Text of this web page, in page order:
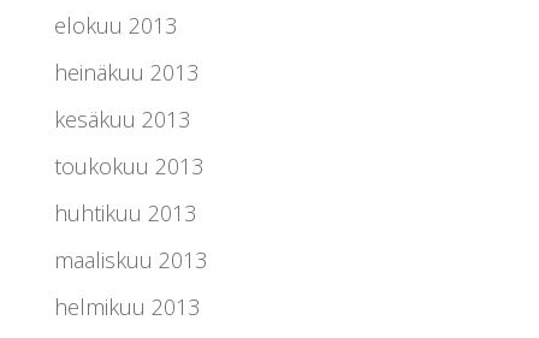
elokuu 2013
heinäkuu 2013
kesäkuu 2013
toukokuu 2013
huhtikuu 2013
maaliskuu 2013
helmikuu 2013